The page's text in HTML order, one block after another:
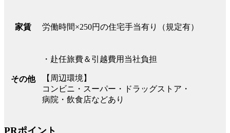
家賃 労働時間×250円の住宅手当有り（規定有）
その他
・赴任旅費＆引越費用当社負担
【周辺環境】
コンビニ・スーパー・ドラッグストア・
病院・飲食店などあり
PRポイント